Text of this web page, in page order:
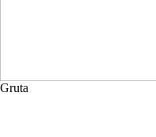
Gruta